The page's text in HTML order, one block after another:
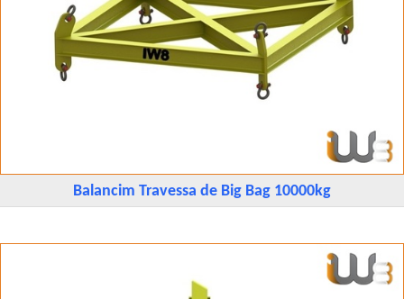
Balancim Travessa de Big Bag 10000kg